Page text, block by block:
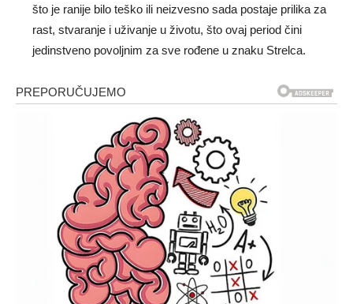
što je ranije bilo teško ili neizvesno sada postaje prilika za
rast, stvaranje i uživanje u životu, što ovaj period čini
jedinstveno povoljnim za sve rođene u znaku Strelca.